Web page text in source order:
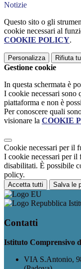
Notizie
Questo sito o gli
cookie necessari al
COOKIE POLICY.
Personalizza Rifiuta
Gestione cookie
In questa schermata è
I cookie necessari sono
piattaforma e non è
Per conoscere quali
visionare la COOKIE
Cookie necessari per il
I cookie necessari per il
disabilitati. È possibile
policy.
Accetta tutti Salva le
Contatti
Istituto Comprensivo
VIA S.Antonio,